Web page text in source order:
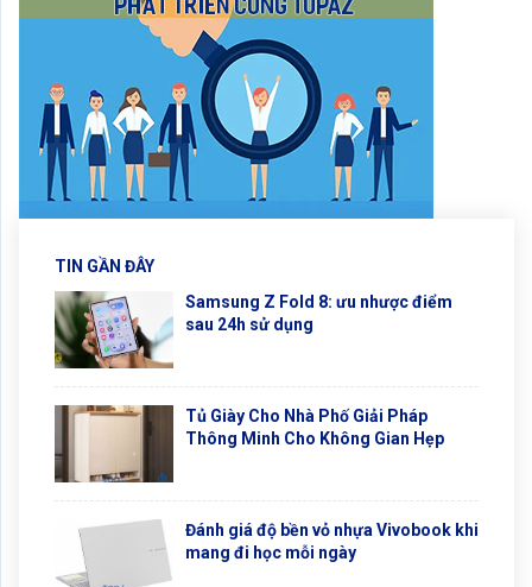
TIN GẦN ĐÂY
Samsung Z Fold 8: ưu nhược điểm
sau 24h sử dụng
Tủ Giày Cho Nhà Phố Giải Pháp
Thông Minh Cho Không Gian Hẹp
Đánh giá độ bền vỏ nhựa Vivobook khi
mang đi học mỗi ngày